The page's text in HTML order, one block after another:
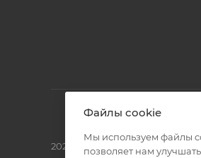
2026 © Полиграф кит -
Файлы cookie
Мы используем файлы
позволяет нам